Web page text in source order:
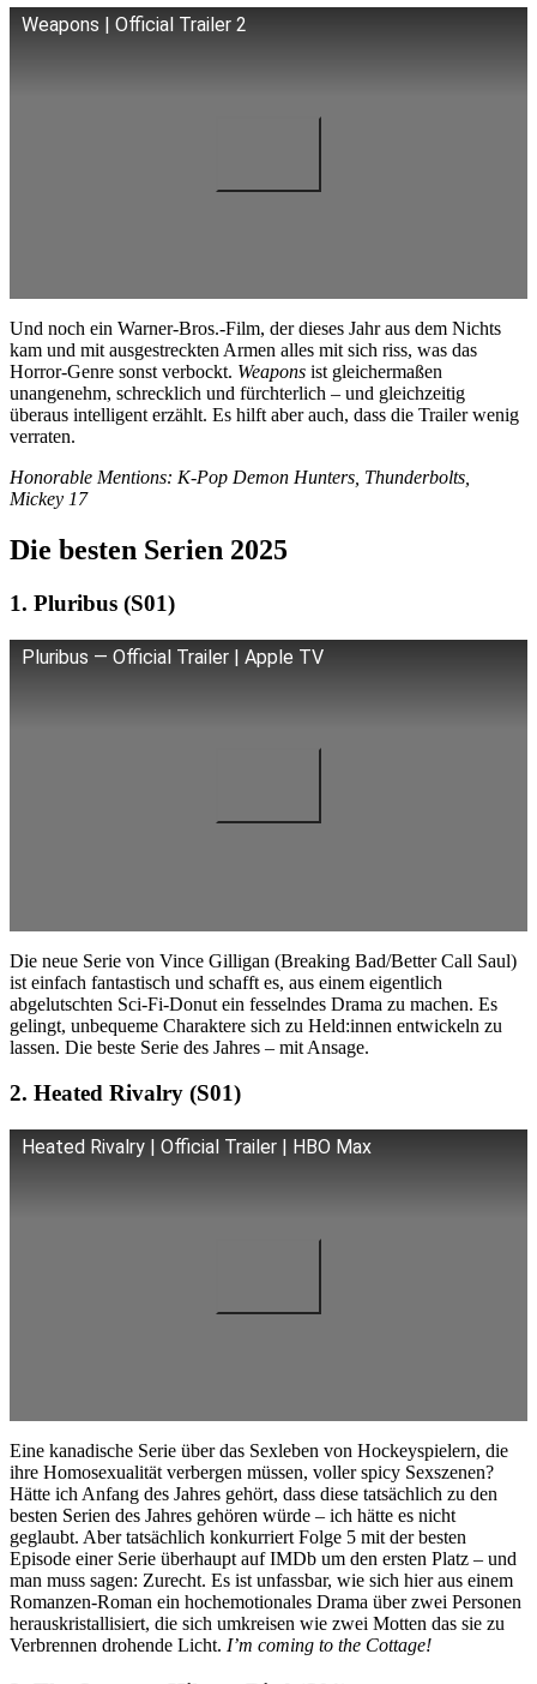
Weapons | Official Trailer 2
Und noch ein Warner-Bros.-Film, der dieses Jahr aus dem Nichts
kam und mit ausgestreckten Armen alles mit sich riss, was das
Horror-Genre sonst verbockt. Weapons ist gleichermaßen
unangenehm, schrecklich und fürchterlich – und gleichzeitig
überaus intelligent erzählt. Es hilft aber auch, dass die Trailer wenig
verraten.
Honorable Mentions: K-Pop Demon Hunters, Thunderbolts,
Mickey 17
Die besten Serien 2025
1. Pluribus (S01)
Pluribus — Official Trailer | Apple TV
Die neue Serie von Vince Gilligan (Breaking Bad/Better Call Saul)
ist einfach fantastisch und schafft es, aus einem eigentlich
abgelutschten Sci-Fi-Donut ein fesselndes Drama zu machen. Es
gelingt, unbequeme Charaktere sich zu Held:innen entwickeln zu
lassen. Die beste Serie des Jahres – mit Ansage.
2. Heated Rivalry (S01)
Heated Rivalry | Official Trailer | HBO Max
Eine kanadische Serie über das Sexleben von Hockeyspielern, die
ihre Homosexualität verbergen müssen, voller spicy Sexszenen?
Hätte ich Anfang des Jahres gehört, dass diese tatsächlich zu den
besten Serien des Jahres gehören würde – ich hätte es nicht
geglaubt. Aber tatsächlich konkurriert Folge 5 mit der besten
Episode einer Serie überhaupt auf IMDb um den ersten Platz – und
man muss sagen: Zurecht. Es ist unfassbar, wie sich hier aus einem
Romanzen-Roman ein hochemotionales Drama über zwei Personen
herauskristallisiert, die sich umkreisen wie zwei Motten das sie zu
Verbrennen drohende Licht. I’m coming to the Cottage!